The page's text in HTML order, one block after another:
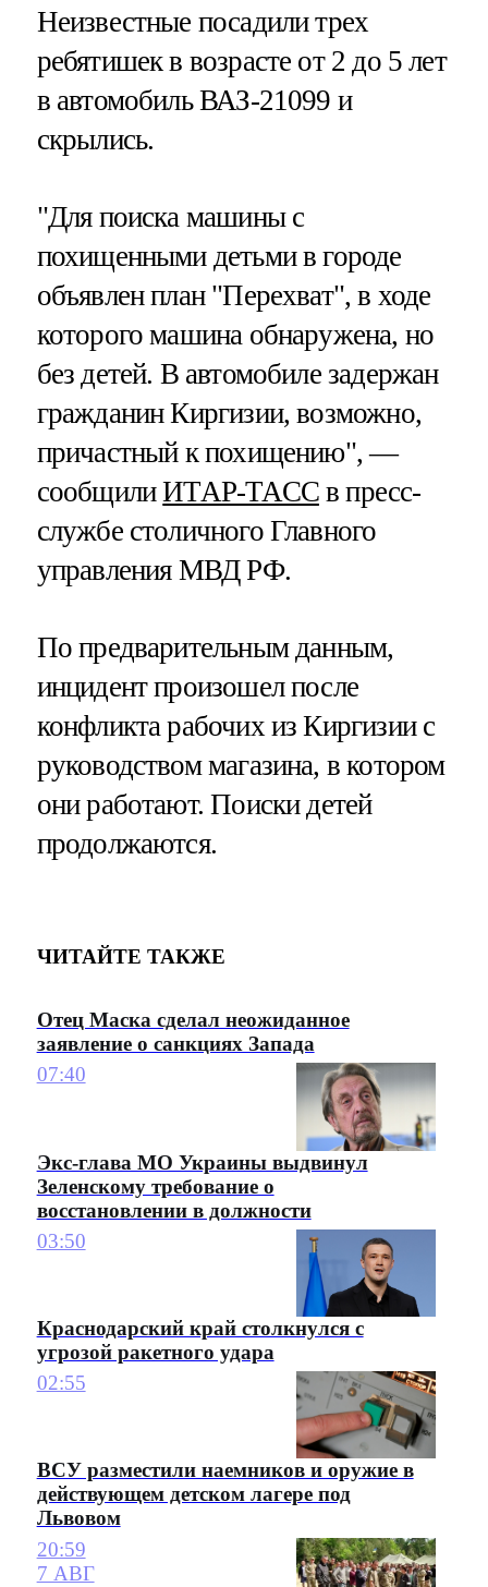
Неизвестные посадили трех
ребятишек в возрасте от 2 до 5 лет
в автомобиль ВАЗ-21099 и
скрылись.
"Для поиска машины с
похищенными детьми в городе
объявлен план "Перехват", в ходе
которого машина обнаружена, но
без детей. В автомобиле задержан
гражданин Киргизии, возможно,
причастный к похищению", —
сообщилиИТАР-ТАССв пресс-
службе столичного Главного
управления МВД РФ.
По предварительным данным,
инцидент произошел после
конфликта рабочих из Киргизии с
руководством магазина, в котором
они работают. Поиски детей
продолжаются.
ЧИТАЙТЕ ТАКЖЕ
Отец Маска сделал неожиданное
заявление о санкциях Запада
07:40
Экс-глава МО Украины выдвинул
Зеленскому требование о
восстановлении в должности
03:50
Краснодарский край столкнулся с
угрозой ракетного удара
02:55
ВСУ разместили наемников и оружие в
действующем детском лагере под
Львовом
20:59
7 АВГ